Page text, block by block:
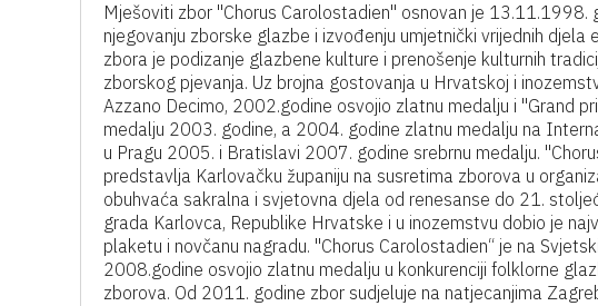
Mješoviti zbor "Chorus Carolostadien" osnovan je 13.11.1998.
njegovanju zborske glazbe i izvođenju umjetnički vrijednih
zbora je podizanje glazbene kulture i prenošenje kulturnih
zborskog pjevanja. Uz brojna gostovanja u Hrvatskoj i
Azzano Decimo, 2002.godine osvojio zlatnu medalju i "Grand
medalju 2003. godine, a 2004. godine zlatnu medalju na
u Pragu 2005. i Bratislavi 2007. godine srebrnu medalju.
predstavlja Karlovačku županiju na susretima zborova u
obuhvaća sakralna i svjetovna djela od renesanse do 21.
grada Karlovca, Republike Hrvatske i u inozemstvu dobio je
plaketu i novčanu nagradu. "Chorus Carolostadien“ je na
2008.godine osvojio zlatnu medalju u konkurenciji folklorne
zborova. Od 2011. godine zbor sudjeluje na natjecanjima